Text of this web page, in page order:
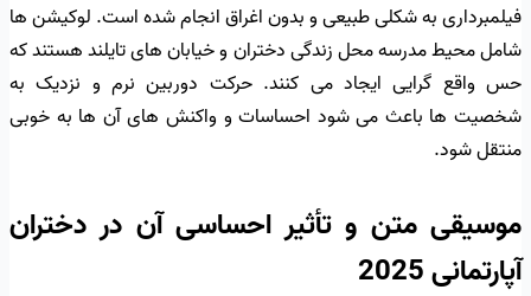
فیلمبرداری به شکلی طبیعی و بدون اغراق انجام شده است. لوکیشن ها
شامل محیط مدرسه محل زندگی دختران و خیابان های تایلند هستند که
حس واقع گرایی ایجاد می کنند. حرکت دوربین نرم و نزدیک به
شخصیت ها باعث می شود احساسات و واکنش های آن ها به خوبی
منتقل شود.
موسیقی متن و تأثیر احساسی آن در دختران
آپارتمانی 2025